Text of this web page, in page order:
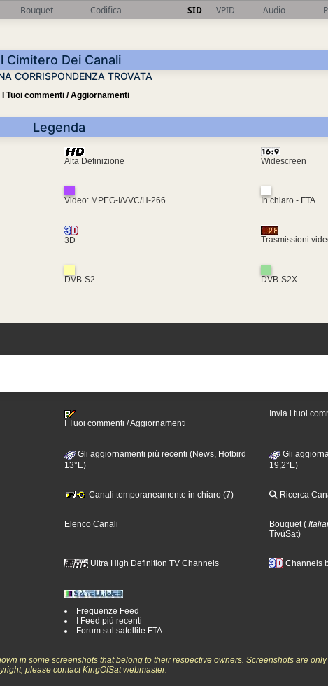
Bouquet Codifica SID VPID Audio
Cimitero Dei Canali
CORRISPONDENZA TROVATA
I Tuoi commenti / Aggiornamenti
Legenda
Alta Definizione Widescreen
Video: MPEG-I/VVC/H-266 In chiaro - FTA
3D Trasmissioni
DVB-S2 DVB-S2X
I Tuoi commenti / Aggiornamenti
Invia i tuoi
Gli aggiornamenti più recenti (News, Hotbird
13°E)
Gli
19,2°E)
Canali temporaneamente in chiaro (7) Ricerca
Elenco Canali Bouquet (
TivùSat)
Ultra High Definition TV Channels Channels
Frequenze Feed
I Feed più recenti
Forum sul satellite FTA
in some screenshots that belong to their respective owners. Screenshots are
please contact KingOfSat webmaster.